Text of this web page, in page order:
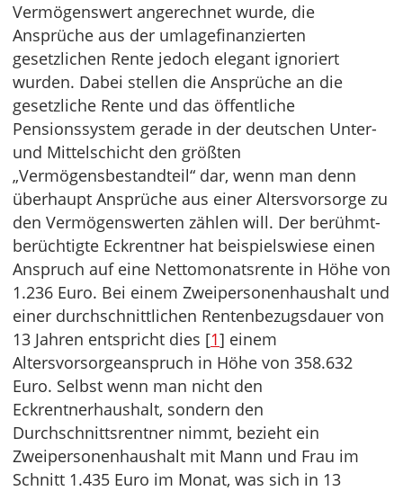
Vermögenswert angerechnet wurde, die
Ansprüche aus der umlagefinanzierten
gesetzlichen Rente jedoch elegant ignoriert
wurden. Dabei stellen die Ansprüche an die
gesetzliche Rente und das öffentliche
Pensionssystem gerade in der deutschen Unter-
und Mittelschicht den größten
„Vermögensbestandteil“ dar, wenn man denn
überhaupt Ansprüche aus einer Altersvorsorge zu
den Vermögenswerten zählen will. Der berühmt-
berüchtigte Eckrentner hat beispielswiese einen
Anspruch auf eine Nettomonatsrente in Höhe von
1.236 Euro. Bei einem Zweipersonenhaushalt und
einer durchschnittlichen Rentenbezugsdauer von
13 Jahren entspricht dies [1] einem
Altersvorsorgeanspruch in Höhe von 358.632
Euro. Selbst wenn man nicht den
Eckrentnerhaushalt, sondern den
Durchschnittsrentner nimmt, bezieht ein
Zweipersonenhaushalt mit Mann und Frau im
Schnitt 1.435 Euro im Monat, was sich in 13